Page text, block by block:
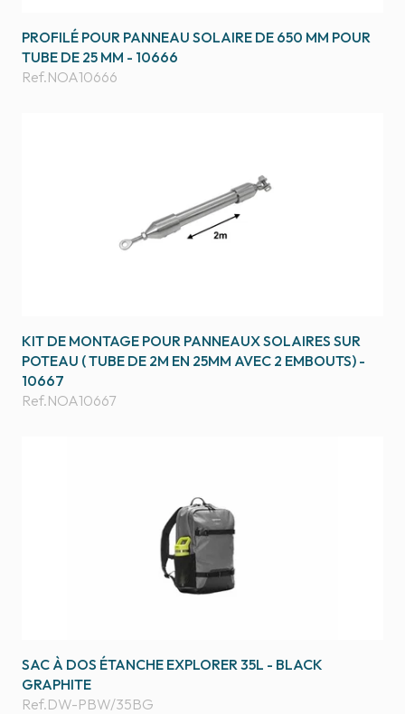
PROFILÉ POUR PANNEAU SOLAIRE DE 650 MM POUR
TUBE DE 25 MM - 10666
Ref.NOA10666
KIT DE MONTAGE POUR PANNEAUX SOLAIRES SUR
POTEAU ( TUBE DE 2M EN 25MM AVEC 2 EMBOUTS) -
10667
Ref.NOA10667
SAC À DOS ÉTANCHE EXPLORER 35L - BLACK
GRAPHITE
Ref.DW-PBW/35BG